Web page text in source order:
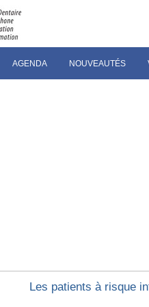
AGENDA NOUVEAUTÉS
Les patients à risque